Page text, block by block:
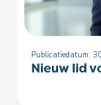
Publicatiedatum:
Nieuw lid